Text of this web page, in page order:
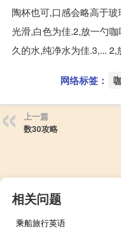
陶杯也可,口感会略高于
光滑,白色为佳.2,放一勺
久的水,纯净水为佳.3,... 2,
网络标签：
上一篇
数30攻略
相关问题
乘船旅行英语